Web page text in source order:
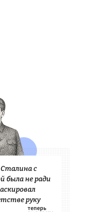
с
была не ради
руку